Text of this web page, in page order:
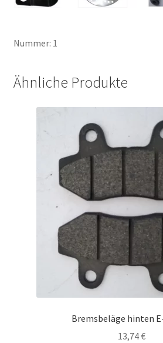
Nummer: 1
Ähnliche Produkte
Bremsbeläge hinten
13,74€